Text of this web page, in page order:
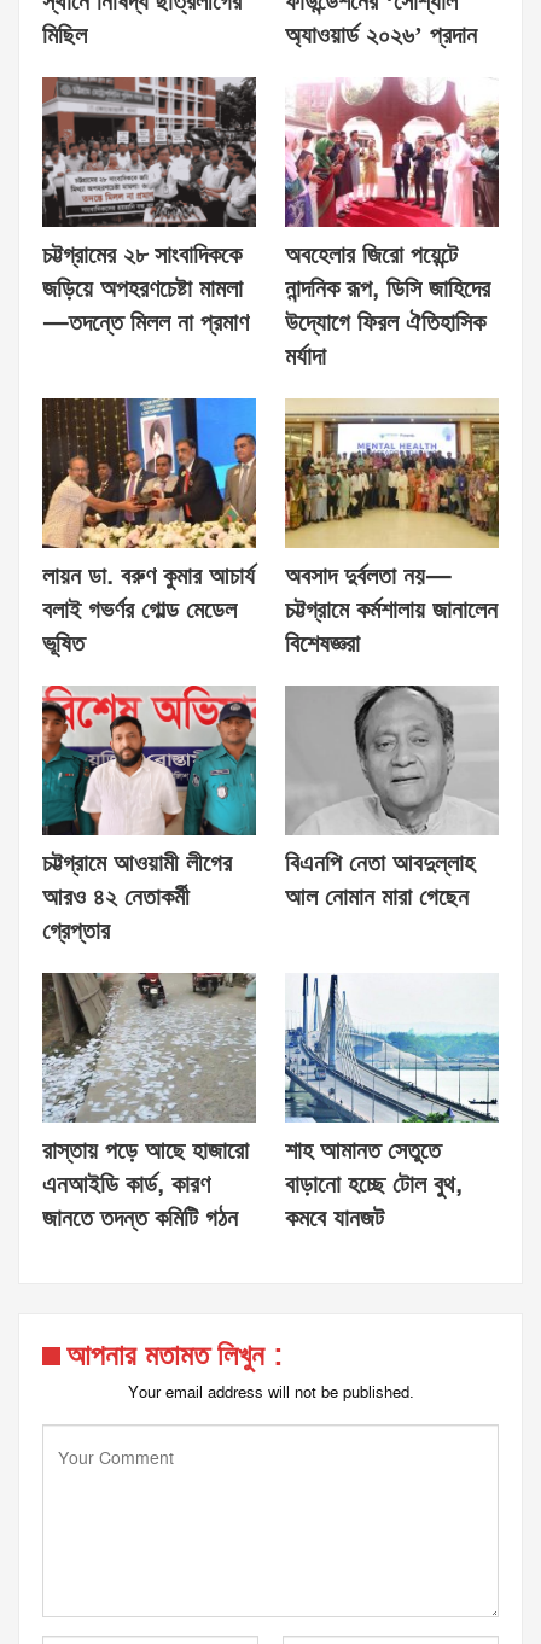
মিছিল
অ্যাওয়ার্ড ২০২৬’ প্রদান
চট্টগ্রামের ২৮ সাংবাদিককে
জড়িয়ে অপহরণচেষ্টা মামলা
—তদন্তে মিলল না প্রমাণ
অবহেলার জিরো পয়েন্টে
নান্দনিক রূপ, ডিসি জাহিদের
উদ্যোগে ফিরল ঐতিহাসিক
মর্যাদা
লায়ন ডা. বরুণ কুমার আচার্য
বলাই গভর্ণর গোল্ড মেডেল
ভূষিত
অবসাদ দুর্বলতা নয়—
চট্টগ্রামে কর্মশালায় জানালেন
বিশেষজ্ঞরা
চট্টগ্রামে আওয়ামী লীগের
আরও ৪২ নেতাকর্মী
গ্রেপ্তার
বিএনপি নেতা আবদুল্লাহ
আল নোমান মারা গেছেন
রাস্তায় পড়ে আছে হাজারো
এনআইডি কার্ড, কারণ
জানতে তদন্ত কমিটি গঠন
শাহ আমানত সেতুতে
বাড়ানো হচ্ছে টোল বুথ,
কমবে যানজট
আপনার মতামত লিখুন :
Your email address will not be published.